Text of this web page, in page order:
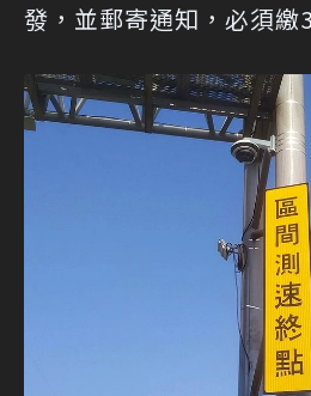
發，並郵寄通知，必須繳